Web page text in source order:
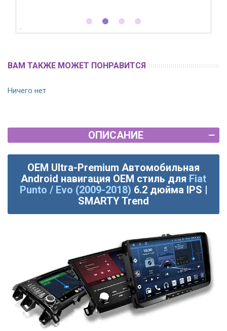
ВАМ ТАКЖЕ МОЖЕТ ПОНРАВИТСЯ
Ничего нет
ОПИСАНИЕ
OEM Ultra-Premium Автомобильная
Android навигация OEM стиль для Fiat
Punto / Evo (2009-2018) 6.2 дюйма IPS |
SMARTY Trend